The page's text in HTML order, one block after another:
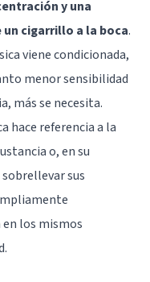
y una
cigarrillo a la boca.
viene condicionada,
menor sensibilidad
más se necesita.
hace referencia a la
o, en su
sus
los mismos